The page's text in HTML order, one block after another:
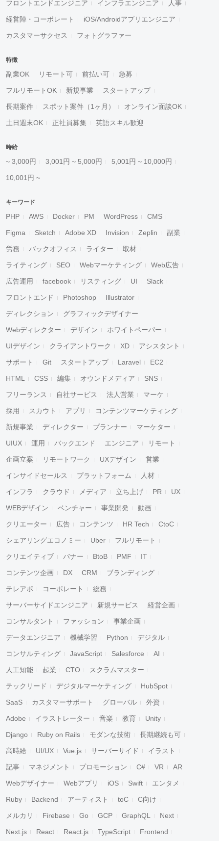
フロントエンドエンジニア インフラエンジニア 人事
経営陣・コーポレート iOS/Androidアプリエンジニア
カスタマーサクセス フォトグラファー
特徴
副業OK リモート可 前払い可 急募
フルリモートOK 新規事業 スタートアップ
長期案件 スポット案件（1ヶ月） オンライン面談OK
土日週末OK 正社員募集 英語スキル歓迎
時給
~ 3,000円 3,001円 ~ 5,000円 5,001円 ~ 10,000円
10,001円 ~
キーワード
PHP AWS Docker PM WordPress CMS
Figma Sketch Adobe XD Invision Zeplin 副業
労務 バックオフィス ライター 取材
ライティング SEO Webマーケティング Web広告
広告運用 facebook リスティング UI Slack
フロントエンド Photoshop Illustrator
ディレクション グラフィックデザイナー
Webディレクター デザイン ホワイトペーパー
UIデザイン クライアントワーク XD アシスタント
サポート Git スタートアップ Laravel EC2
HTML CSS 編集 オウンドメディア SNS
フリーランス 自社サービス 法人営業 マーケ
採用 スカウト アプリ コンテンツマーケティング
新規事業 ディレクター プランナー マーケター
UIUX 運用 バックエンド エンジニア リモート
企画立案 リモートワーク UXデザイン 営業
インサイドセールス プラットフォーム 人材
インフラ クラウド メディア 立ち上げ PR UX
WEBデザイン ベンチャー 事業開発 動画
クリエーター 広告 コンテンツ HR Tech CtoC
シェアリングエコノミー Uber フルリモート
クリエイティブ バナー BtoB PMF IT
コンテンツ企画 DX CRM ブランディング
テレアポ コーポレート 総務
サーバーサイドエンジニア 新規サービス 経営企画
コンサルタント ファッション 事業企画
データエンジニア 機械学習 Python デジタル
コンサルティング JavaScript Salesforce AI
人工知能 起業 CTO スクラムマスター
テックリード デジタルマーケティング HubSpot
SaaS カスタマーサポート グローバル 外資
Adobe イラストレーター 音楽 教育 Unity
Django Ruby on Rails モダンな技術 長期継続も可
高時給 UI/UX Vue.js サーバーサイド イラスト
記事 マネジメント プロモーション C# VR AR
Webデザイナー Webアプリ iOS Swift エンタメ
Ruby Backend アーティスト toC C向け
メルカリ Firebase Go GCP GraphQL Next
Next.js React React.js TypeScript Frontend